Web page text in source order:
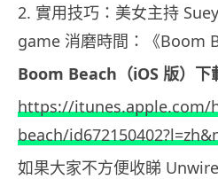
2. 實用技巧：美女主持
game 消磨時間：《Boom
Boom Beach（iOS 版）下
https://itunes.apple.com/
beach/
如果大家不方便收睇